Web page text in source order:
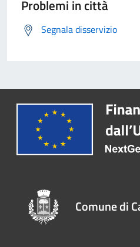
Problemi in città
Segnala disservizio
Comune di